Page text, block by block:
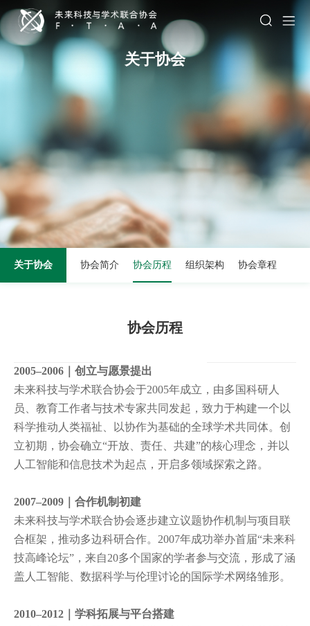
关于协会
关于协会 协会简介 协会历程 组织架构 协会章程
协会历程
2005–2006｜创立与愿景提出
未来科技与学术联合协会于2005年成立，由多国科研人
员、教育工作者与技术专家共同发起，致力于构建一个以
科学推动人类福祉、以协作为基础的全球学术共同体。创
立初期，协会确立“开放、责任、共建”的核心理念，并以
人工智能和信息技术为起点，开启多领域探索之路。
2007–2009｜合作机制初建
未来科技与学术联合协会逐步建立议题协作机制与项目联
合框架，推动多边科研合作。 2007年成功举办首届“未来科
技高峰论坛”，来自20多个国家的学者参与交流，形成了涵
盖人工智能、数据科学与伦理讨论的国际学术网络雏形。
2010–2012｜学科拓展与平台搭建